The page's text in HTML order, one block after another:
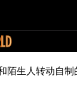
陌生人转动